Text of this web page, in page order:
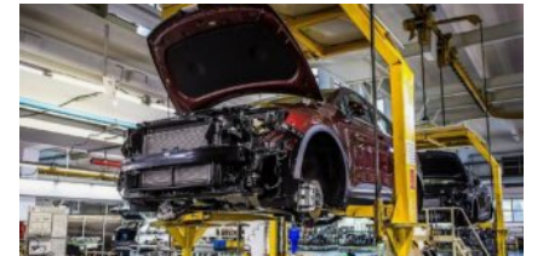
Продажи новинки начнутся во втором квартале 2022
года.